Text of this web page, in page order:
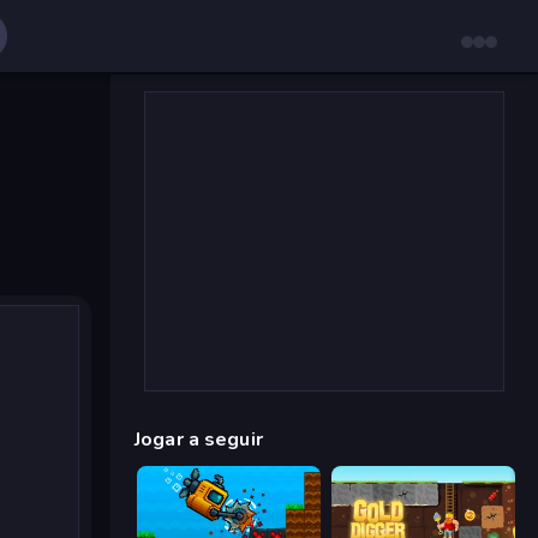
Jogar a seguir